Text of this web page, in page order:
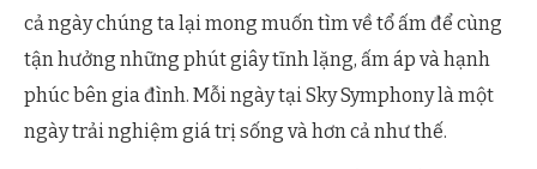
cả ngày chúng ta lại mong muốn tìm về tổ ấm để cùng
tận hưởng những phút giây tĩnh lặng, ấm áp và hạnh
phúc bên gia đình. Mỗi ngày tại Sky Symphony là một
ngày trải nghiệm giá trị sống và hơn cả như thế.